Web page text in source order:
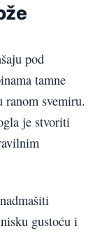
pod
tamne
svemiru.
je stvoriti
gustoću i